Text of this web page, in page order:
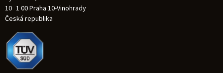
10 1 00 Praha 10-Vinohrady
Česká republika